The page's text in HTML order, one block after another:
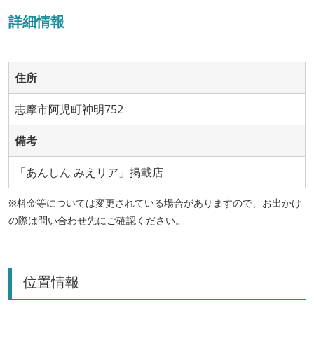
詳細情報
住所
志摩市阿児町神明752
備考
「あんしん みえリア」掲載店
※料金等については変更されている場合がありますので、お出かけ
の際は問い合わせ先にご確認ください。
位置情報